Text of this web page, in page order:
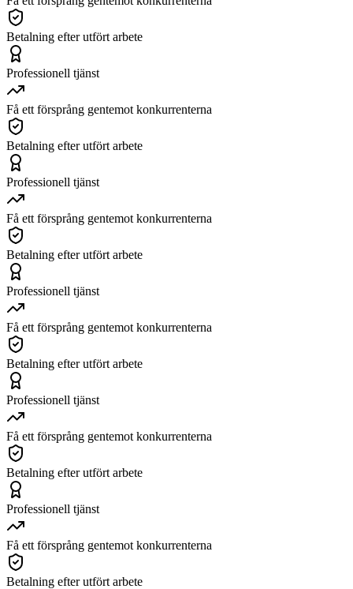
Betalning efter utfört arbete
Professionell tjänst
Få ett försprång gentemot konkurrenterna
Betalning efter utfört arbete
Professionell tjänst
Få ett försprång gentemot konkurrenterna
Betalning efter utfört arbete
Professionell tjänst
Få ett försprång gentemot konkurrenterna
Betalning efter utfört arbete
Professionell tjänst
Få ett försprång gentemot konkurrenterna
Betalning efter utfört arbete
Professionell tjänst
Få ett försprång gentemot konkurrenterna
Betalning efter utfört arbete